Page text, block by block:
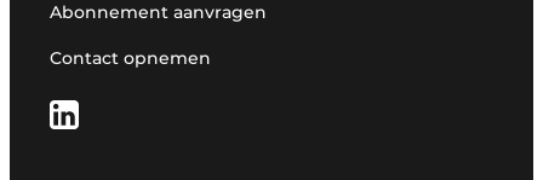
Abonnement aanvragen
Contact opnemen